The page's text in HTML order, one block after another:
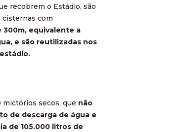
recobrem o Estádio, são
cisternas com
equivalente a
e são reutilizadas nos
mictórios secos, que não
de descarga de água e
de 105.000 litros de